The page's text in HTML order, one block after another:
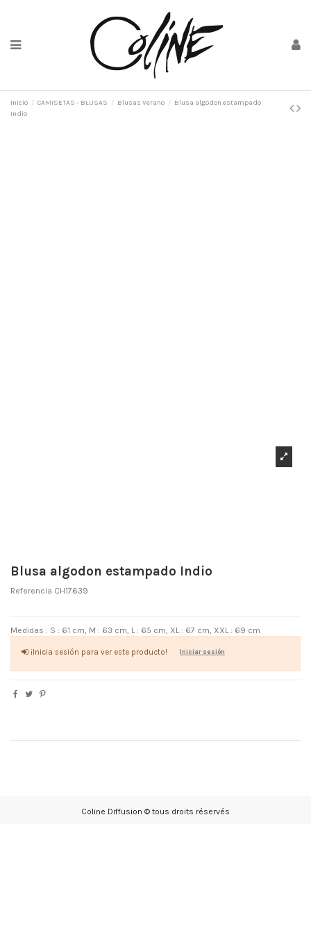
Inicio CAMISETAS - BLUSAS Blusas Verano
Blusa algodon estampado
Indio
Blusa algodon estampado Indio
Referencia CH17639
Medidas : S : 61 cm, M : 63 cm, L : 65 cm, XL : 67 cm, XXL : 69 cm
¡Inicia sesión para ver este producto! Iniciar sesión
Coline Diffusion © tous droits réservés